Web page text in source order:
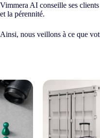
Vimmera AI conseille ses
et la pérennité.
Ainsi, nous veillons à ce que